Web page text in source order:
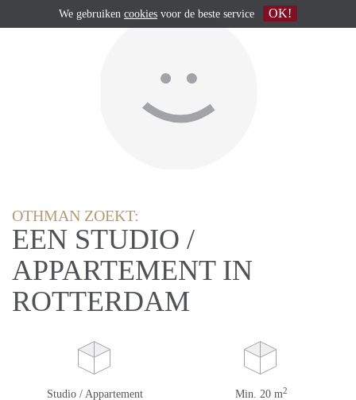
OTHMAN ZOEKT:
EEN STUDIO /
APPARTEMENT IN
ROTTERDAM
Studio / Appartement Min. 20 m2
We gebruiken cookies voor de beste service OK!